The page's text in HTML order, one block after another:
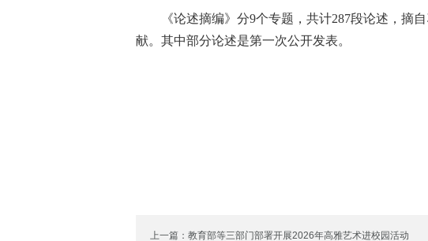
《论述摘编》分9个专题，共计287段论述，摘自
献。其中部分论述是第一次公开发表。
上一篇：教育部等三部门部署开展2026年高雅艺术进校园活动